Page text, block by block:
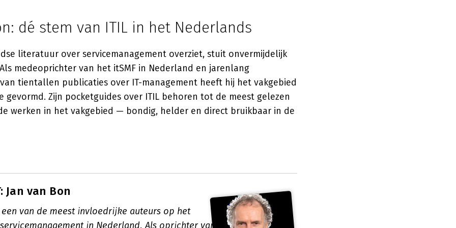
dé stem van ITIL in het Nederlands
literatuur over servicemanagement overziet, stuit onvermijdelijk
medeoprichter van het itSMF in Nederland en jarenlang
tientallen publicaties over IT-management heeft hij het vakgebied
gevormd. Zijn pocketguides over ITIL behoren tot de meest gelezen
werken in het vakgebied — bondig, helder en direct bruikbaar in de
Jan van Bon
een van de meest invloedrijke auteurs op het
in Nederland. Als oprichter van